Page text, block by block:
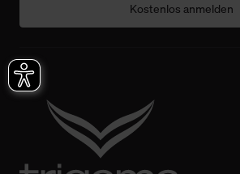
Kostenlos anmelden